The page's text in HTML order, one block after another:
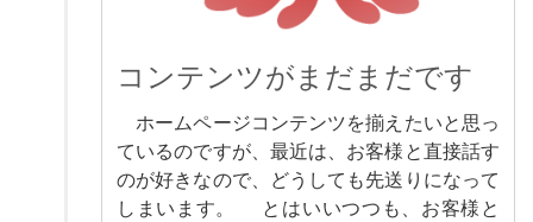
コンテンツがまだまだです
ホームページコンテンツを揃えたいと思っ
ているのですが、最近は、お客様と直接話す
のが好きなので、どうしても先送りになって
しまいます。 とはいいつつも、お客様と